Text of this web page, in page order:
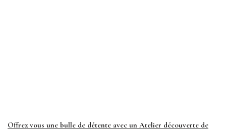
Offrez vous une bulle de détente avec un Atelier découverte de